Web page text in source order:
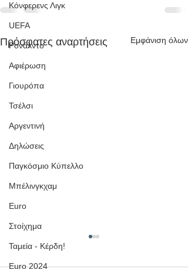
Κόνφερενς Λιγκ
UEFA
Ρονάλντο
Αφιέρωση
Γιουρόπα
Τσέλσι
Αργεντινή
Δηλώσεις
Παγκόσμιο Κύπελλο
Μπέλινγκχαμ
Euro
Στοίχημα
Ταμεία - Κέρδη!
Euro 2024
Πρόσφατες αναρτήσεις Εμφάνιση όλων